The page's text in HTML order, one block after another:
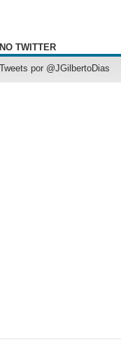
NO TWITTER
Tweets por @JGilbertoDias